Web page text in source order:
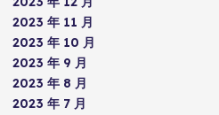
2023 年 11 月
2023 年 10 月
2023 年 9 月
2023 年 8 月
2023 年 7 月